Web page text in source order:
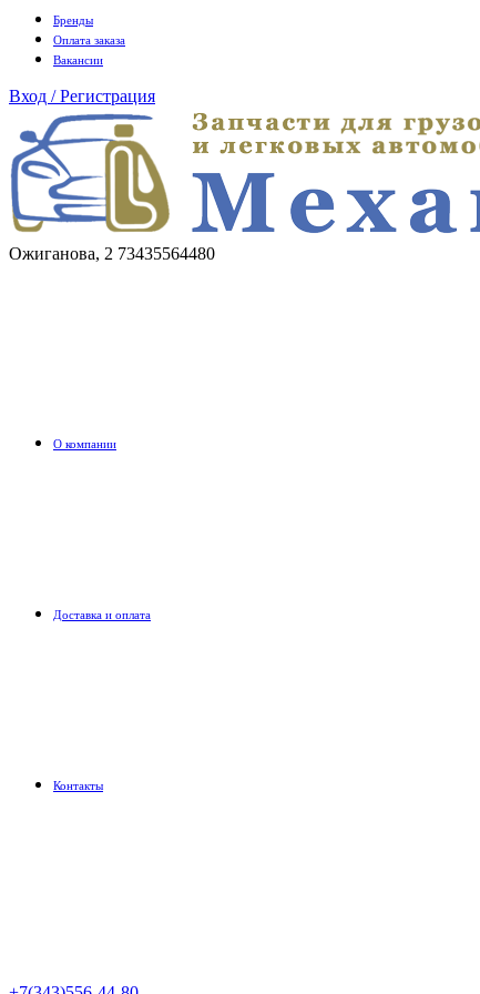
Бренды
Оплата заказа
Вакансии
Вход / Регистрация
Ожиганова, 2 73435564480
О компании
Доставка и оплата
Контакты